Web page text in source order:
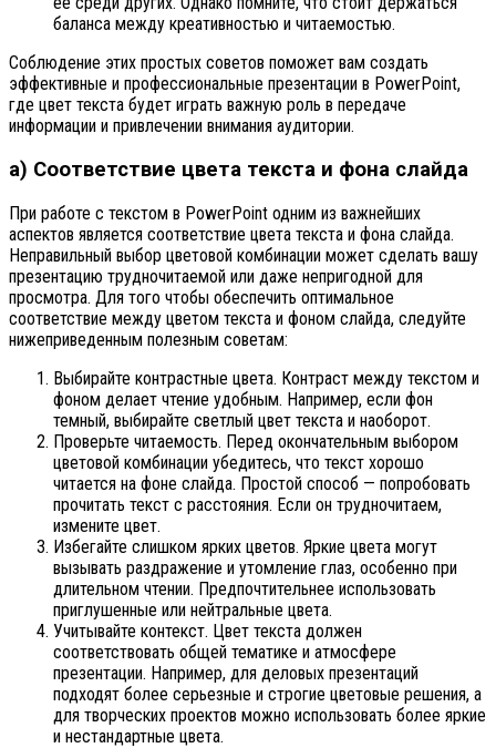
баланса между креативностью и читаемостью.
Соблюдение этих простых советов поможет вам создать
эффективные и профессиональные презентации в PowerPoint,
где цвет текста будет играть важную роль в передаче
информации и привлечении внимания аудитории.
а) Соответствие цвета текста и фона слайда
При работе с текстом в PowerPoint одним из важнейших
аспектов является соответствие цвета текста и фона слайда.
Неправильный выбор цветовой комбинации может сделать вашу
презентацию трудночитаемой или даже непригодной для
просмотра. Для того чтобы обеспечить оптимальное
соответствие между цветом текста и фоном слайда, следуйте
нижеприведенным полезным советам:
Выбирайте контрастные цвета. Контраст между текстом и
фоном делает чтение удобным. Например, если фон
темный, выбирайте светлый цвет текста и наоборот.
Проверьте читаемость. Перед окончательным выбором
цветовой комбинации убедитесь, что текст хорошо
читается на фоне слайда. Простой способ — попробовать
прочитать текст с расстояния. Если он трудночитаем,
измените цвет.
Избегайте слишком ярких цветов. Яркие цвета могут
вызывать раздражение и утомление глаз, особенно при
длительном чтении. Предпочтительнее использовать
приглушенные или нейтральные цвета.
Учитывайте контекст. Цвет текста должен
соответствовать общей тематике и атмосфере
презентации. Например, для деловых презентаций
подходят более серьезные и строгие цветовые решения, а
для творческих проектов можно использовать более яркие
и нестандартные цвета.